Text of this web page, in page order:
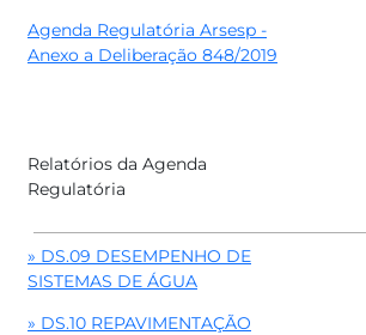
Agenda Regulatória Arsesp -
Anexo a Deliberação 848/2019
Relatórios da Agenda
Regulatória
» DS.09 DESEMPENHO DE
SISTEMAS DE ÁGUA
» DS.10 REPAVIMENTAÇÃO